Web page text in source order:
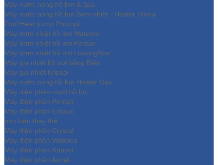
Máy nước nóng hồ bơi & Spa
Máy nước nóng hồ bơi Bơm nhiệt - Heater Pump
Pool Heat pump Procopi
Máy bơm nhiệt hồ bơi Waterco
Máy bơm nhiệt hồ bơi Pentair
Máy bơm nhiệt hồ bơi LuckingStar
Máy gia nhiệt hồ bơi bằng Điện
Máy gia nhiệt Kripsol
Máy nước nóng hồ bơi Heater Gas
Máy điện phân muối hồ bơi
Máy điện phân Pentair
Máy điện phân Emaux
phụ kiện thay thế
Máy điện phân Crystal
Máy điện phân Waterco
Máy điện phân Kripsol
Máy điện phân Astral